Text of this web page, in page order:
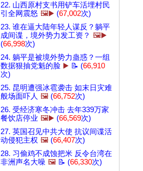
22. 山西原村支书用铲车活埋村民
引全网震怒 🖼️▶️ (67,002次)
23. 谁在逼大陆年轻人谋反？躺平
成间谍，境外势力发工资？ 🖼️▶️
(66,998次)
24. 躺平是被境外势力蛊惑？一组
数据狠抽党魁的脸 ▶️ 📝 (66,910
次)
25. 昆明遭强冰雹袭击 如末日灾难
般场面吓人 🖼️ (66,752次)
26. 受经济寒冬冲击 去年339万家
餐饮店停业 🖼️▶️ (66,569次)
27. 英国召见中共大使 抗议间谍活
动侵犯主权 🖼️ (66,407次)
28. 习偷鸡不成蚀把米 反令台湾在
非洲声名大噪 🖼️ 📝 (66,330次)